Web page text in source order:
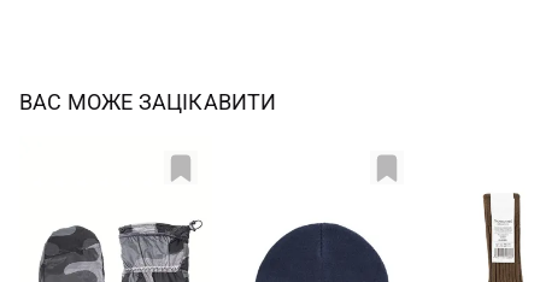
ВАС МОЖЕ ЗАЦІКАВИТИ